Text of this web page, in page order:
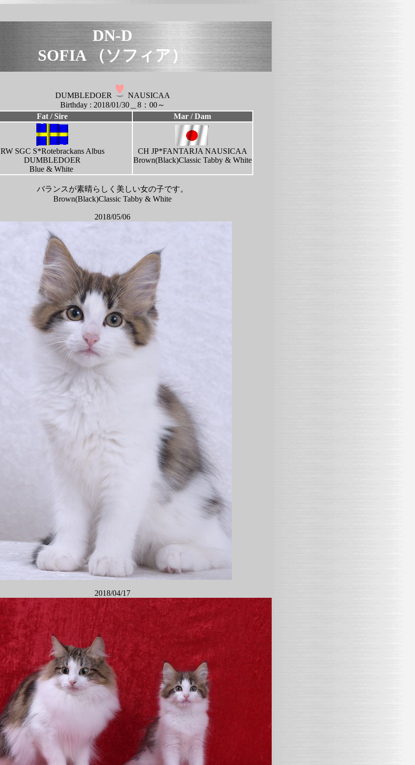
DN-D
SOFIA （ソフィア）
DUMBLEDOER
NAUSICAA
Birthday : 2018/01/30＿8：00～
Fat / Sire
Mar / Dam
RW SGC S*Rotebrackans Albus
DUMBLEDOER
Blue & White
CH JP*FANTARJA NAUSICAA
Brown(Black)Classic Tabby & White
バランスが素晴らしく美しい女の子です。
Brown(Black)Classic Tabby & White
2018/05/06
2018/04/17